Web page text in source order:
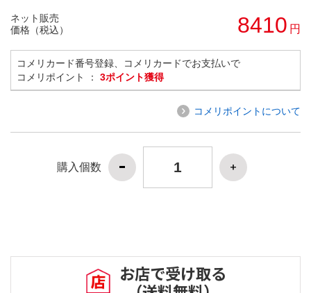
ネット販売
価格（税込）
8410 円
コメリカード番号登録、コメリカードでお支払いで
コメリポイント ： 3ポイント獲得
コメリポイントについて
購入個数
お店で受け取る